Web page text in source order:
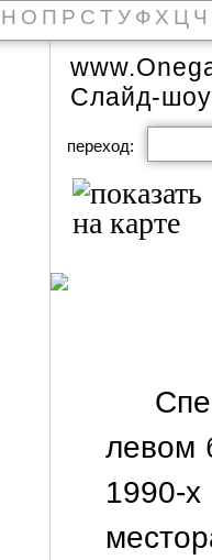
Н О П Р С Т У Ф Х Ц Ч
Слайд-шоу
переход:
левом
1990-